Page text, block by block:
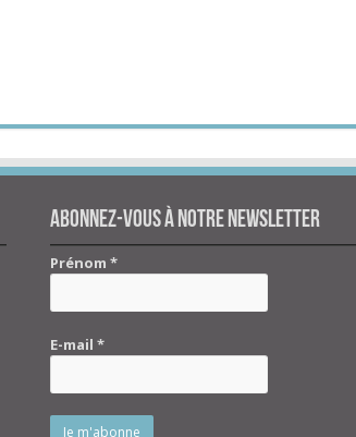
Abonnez-vous à notre newsletter
Prénom*
E-mail*